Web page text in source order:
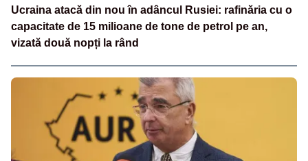
Ucraina atacă din nou în adâncul Rusiei: rafinăria cu o
capacitate de 15 milioane de tone de petrol pe an,
vizată două nopți la rând